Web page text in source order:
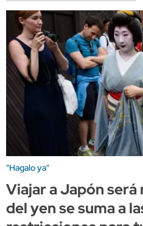
"Hagalo ya"
Viajar a Japón será
del yen se suma a